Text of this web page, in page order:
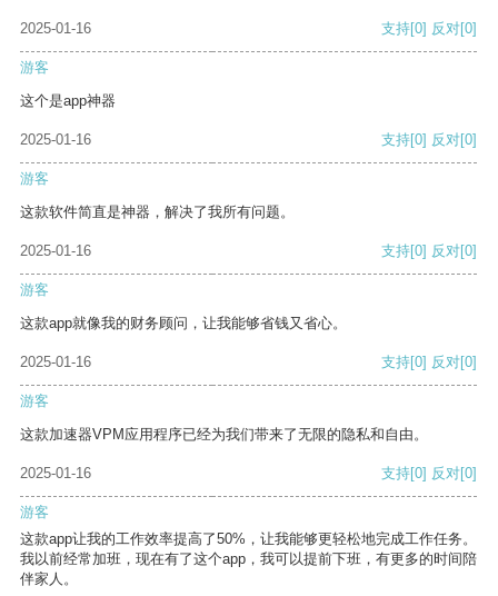
2025-01-16 支持[0] 反对[0]
游客
这个是app神器
2025-01-16 支持[0] 反对[0]
游客
这款软件简直是神器，解决了我所有问题。
2025-01-16 支持[0] 反对[0]
游客
这款app就像我的财务顾问，让我能够省钱又省心。
2025-01-16 支持[0] 反对[0]
游客
这款加速器VPM应用程序已经为我们带来了无限的隐私和自由。
2025-01-16 支持[0] 反对[0]
游客
这款app让我的工作效率提高了50%，让我能够更轻松地完成工作任务。
我以前经常加班，现在有了这个app，我可以提前下班，有更多的时间陪
伴家人。